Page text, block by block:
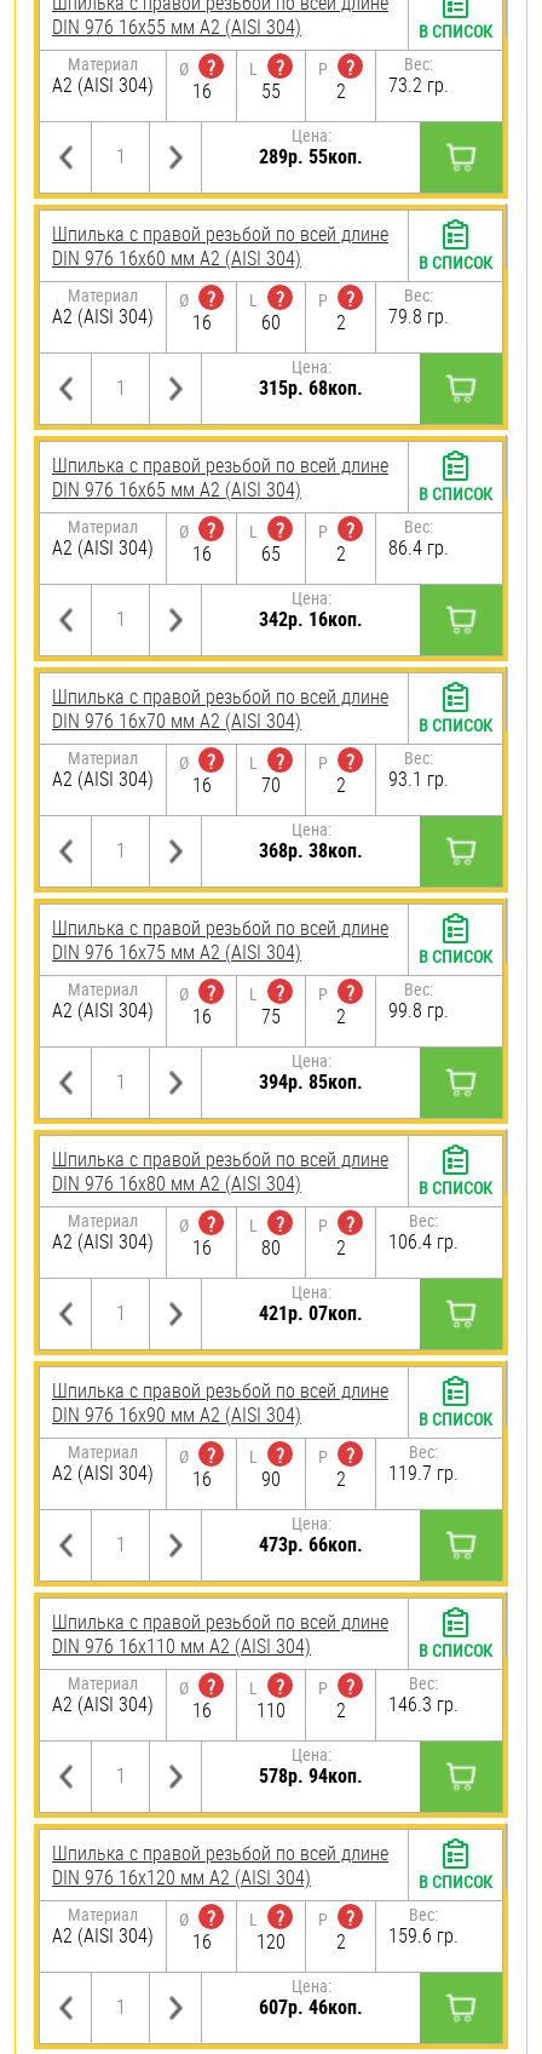
DIN 976 16х55 мм А2 (AISI 304)
Материал
А2 (AISI 304)
Ø
?
16
L
?
55
P
?
2
Вес:
73.2 гр.
Цена:
289р. 55коп.
В СПИСОК
Шпилька с правой резьбой по всей длине
DIN 976 16х60 мм А2 (AISI 304)
Материал
А2 (AISI 304)
Ø
?
16
L
?
60
P
?
2
Вес:
79.8 гр.
Цена:
315р. 68коп.
В СПИСОК
Шпилька с правой резьбой по всей длине
DIN 976 16х65 мм А2 (AISI 304)
Материал
А2 (AISI 304)
Ø
?
16
L
?
65
P
?
2
Вес:
86.4 гр.
Цена:
342р. 16коп.
В СПИСОК
Шпилька с правой резьбой по всей длине
DIN 976 16х70 мм А2 (AISI 304)
Материал
А2 (AISI 304)
Ø
?
16
L
?
70
P
?
2
Вес:
93.1 гр.
Цена:
368р. 38коп.
В СПИСОК
Шпилька с правой резьбой по всей длине
DIN 976 16х75 мм А2 (AISI 304)
Материал
А2 (AISI 304)
Ø
?
16
L
?
75
P
?
2
Вес:
99.8 гр.
Цена:
394р. 85коп.
В СПИСОК
Шпилька с правой резьбой по всей длине
DIN 976 16х80 мм А2 (AISI 304)
Материал
А2 (AISI 304)
Ø
?
16
L
?
80
P
?
2
Вес:
106.4 гр.
Цена:
421р. 07коп.
В СПИСОК
Шпилька с правой резьбой по всей длине
DIN 976 16х90 мм А2 (AISI 304)
Материал
А2 (AISI 304)
Ø
?
16
L
?
90
P
?
2
Вес:
119.7 гр.
Цена:
473р. 66коп.
В СПИСОК
Шпилька с правой резьбой по всей длине
DIN 976 16х110 мм А2 (AISI 304)
Материал
А2 (AISI 304)
Ø
?
16
L
?
110
P
?
2
Вес:
146.3 гр.
Цена:
578р. 94коп.
В СПИСОК
Шпилька с правой резьбой по всей длине
DIN 976 16х120 мм А2 (AISI 304)
Материал
А2 (AISI 304)
Ø
?
16
L
?
120
P
?
2
Вес:
159.6 гр.
Цена:
607р. 46коп.
В СПИСОК